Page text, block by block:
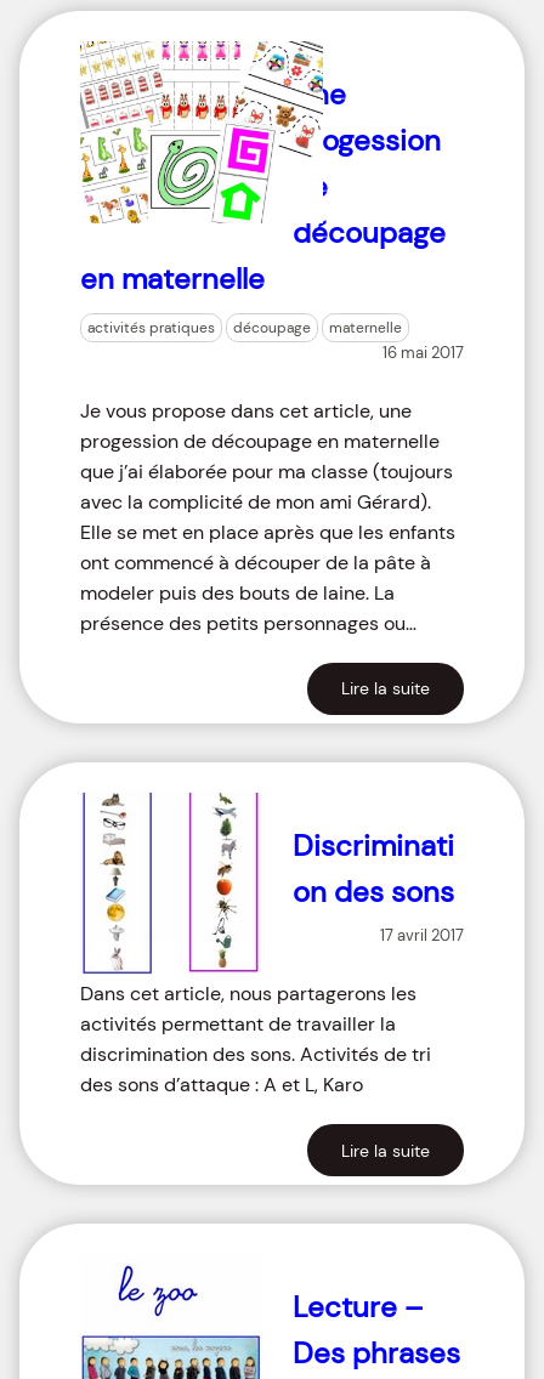
Une
progession
de
découpage
en maternelle
activités pratiques découpage maternelle
16 mai 2017
Je vous propose dans cet article, une
progession de découpage en maternelle
que j’ai élaborée pour ma classe (toujours
avec la complicité de mon ami Gérard).
Elle se met en place après que les enfants
ont commencé à découper de la pâte à
modeler puis des bouts de laine. La
présence des petits personnages ou…
Lire la suite
Discriminati
on des sons
17 avril 2017
Dans cet article, nous partagerons les
activités permettant de travailler la
discrimination des sons. Activités de tri
des sons d’attaque : A et L, Karo
Lire la suite
Lecture –
Des phrases